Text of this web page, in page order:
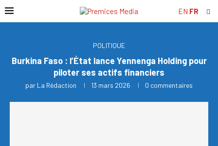
EN FR
POLITIQUE
Burkina Faso : l’État lance Yennenga Holding pour
piloter ses actifs financiers
par La Rédaction 13 mars 2026 0 commentaires